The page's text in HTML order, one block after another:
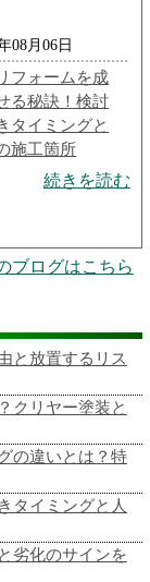
08月06日
フォームを成
る秘訣！検討
タイミングと
施工箇所
続きを読む
ブログはこちら
と放置するリス
クリヤー塗装と
の違いとは？特
タイミングと人
劣化のサインを